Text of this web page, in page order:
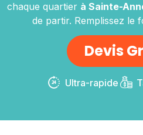
chaque quartier à Sainte-
de partir. Remplissez le
Devis
Ultra-rapide